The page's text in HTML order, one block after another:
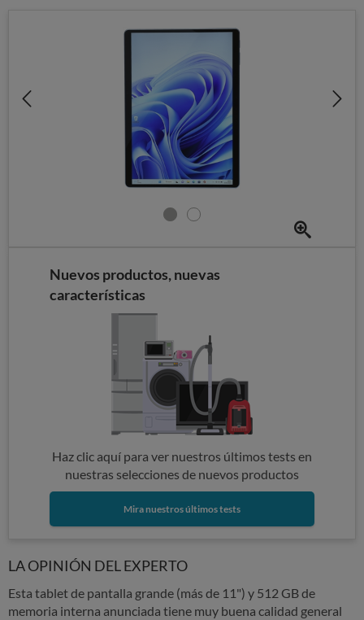
Nuevos productos, nuevas
características
Haz clic aquí para ver nuestros últimos tests en
nuestras selecciones de nuevos productos
Mira nuestros últimos tests
LA OPINIÓN DEL EXPERTO
Esta tablet de pantalla grande (más de 11") y 512 GB de
memoria interna anunciada tiene muy buena calidad general